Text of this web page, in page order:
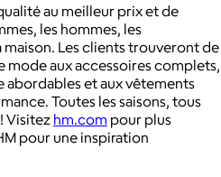
au meilleur prix et de
les hommes, les
Les clients trouveront de
mode aux accessoires complets,
abordables et aux vêtements
Toutes les saisons, tous
Visitez hm.com pour plus
pour une inspiration